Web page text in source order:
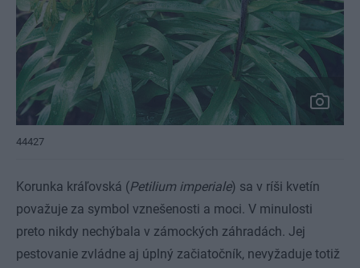
44427
Korunka kráľovská (Petilium imperiale) sa v ríši kvetín
považuje za symbol vznešenosti a moci. V minulosti
preto nikdy nechýbala v zámockých záhradách. Jej
pestovanie zvládne aj úplný začiatočník, nevyžaduje totiž